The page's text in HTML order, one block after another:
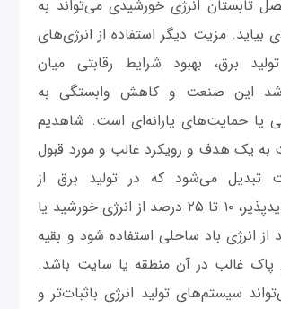
تابستان انرژی خورشیدی می‌تواند به
بیاید. مزیت دیگر استفاده از انرژی‌های
برق، بهبود شرایط رقابتی میان
این صنعت و کاهش وابستگی به
یا حمایت‌های یارانه‌ای است. شاهدیم
یک هدف و رویکرد غالب و مورد قبول
تبدیل می‌شود که در تولید برق از
انرژی‌های تجدیدپذیر، ۱۰ تا ۲۵ درصد از انرژی خورشید یا
درصد از انرژی‌ باد ساحلی استفاده شود و بقیه
پاک غالب در آن منطقه یا سایت باشد.
سیستم‌های تولید انرژی باثبات‌تر و